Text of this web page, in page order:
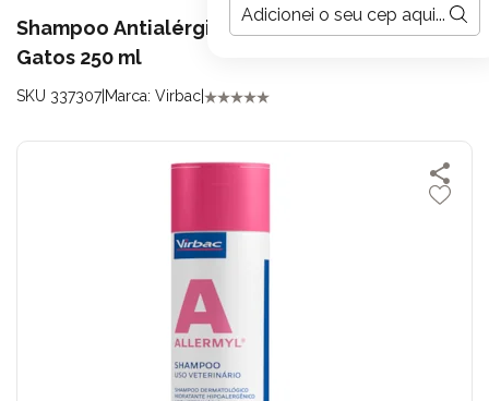
Shampoo Antialérgico Allermyl para Cães e
Gatos 250 ml
SKU 337307| Marca: Virbac